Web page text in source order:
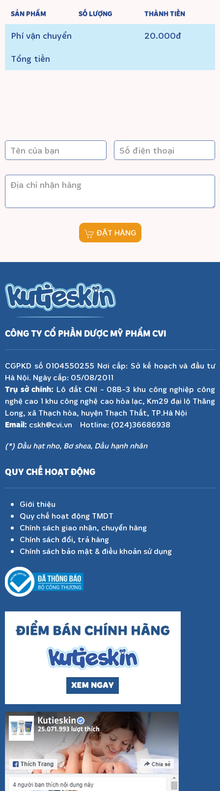
SẢN PHẨM SỐ LƯỢNG THÀNH TIỀN
Phí vận chuyển
20.000đ
Tổng tiền
ĐẶT HÀNG
CÔNG TY CỔ PHẦN DƯỢC MỸ PHẨM CVI
CGPKD số 0104550255 Nơi cấp: Sở kế hoạch và đầu tư
Hà Nội. Ngày cấp: 05/08/2011
Trụ sở chính: Lô đất CNI - 08B-3 khu công nghiệp công
nghệ cao 1 khu công nghệ cao hòa lạc, Km29 đại lộ Thăng
Long, xã Thạch hòa, huyện Thạch Thất, TP.Hà Nội
Email: cskh@cvi.vn Hotline: (024)36686938
(*) Dầu hạt nho, Bơ shea, Dầu hạnh nhân
QUY CHẾ HOẠT ĐỘNG
Giới thiệu
Quy chế hoạt động TMDT
Chính sách giao nhận, chuyển hàng
Chính sách đổi, trả hàng
Chính sách bảo mật & điều khoản sử dụng